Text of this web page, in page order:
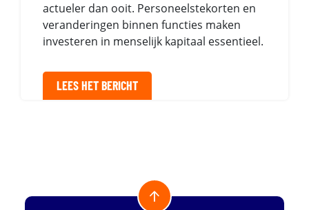
actueler dan ooit. Personeelstekorten en
veranderingen binnen functies maken
investeren in menselijk kapitaal essentieel.
LEES HET BERICHT